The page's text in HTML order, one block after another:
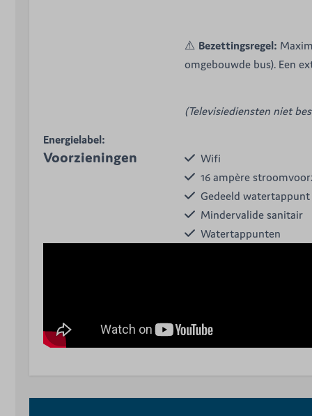
⚠️ Bezettingsregel:
omgebouwde bus). Een
(Televisiediensten niet
Energielabel:
Voorzieningen
Wifi
16 ampère
Gedeeld watertappunt
Mindervalide sanitair
Watertappunten